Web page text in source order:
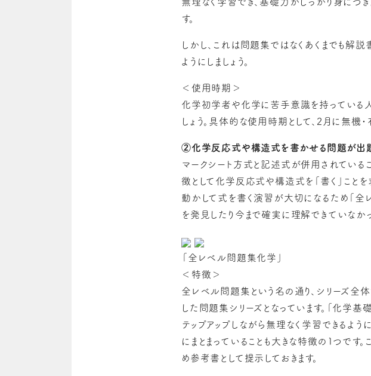
無理なく学習でき、基礎力がしっかり身につ
す。
しかし、これは問題集ではなくあくまでも解
ようにしましょう。
＜使用時期＞
化学初学者や化学に苦手意識を持っている
しょう。具体的な使用時期として、2月に無機
②化学反応式や構造式を書かせる問題が出
マークシート方式と記述式が併用されている
徴として化学反応式や構造式を「書く」こと
動かして式を書く演習が大切になるため「 全
を発見したり今まで確実に理解できていなかっ
「全レベル問題集化学」
＜特徴＞
全レベル問題集という名の通り、シリーズ
した問題集シリーズとなっています。
「化学基
テップアップしながら無理なく学習できるよう
にまとまっていることも大きな特徴の1つです
め参考書として提示しておきます。